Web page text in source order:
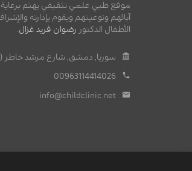
موقع طبي علمي تثقيفي يهتم
آبائهم وتوعيتهم ويقوم بإدارته
الأطفال الدكتور رضوان فريد غزال
سوريا, دمشق, شارع مرشد خاطر
00963114414026
info@childclinic.net